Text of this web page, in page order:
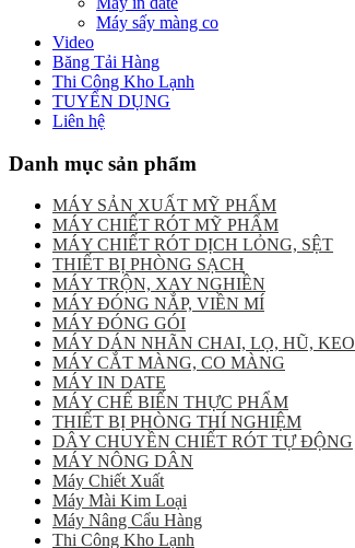
Máy sấy màng co
Video
Băng Tải Hàng
Thi Công Kho Lạnh
TUYỂN DỤNG
Liên hệ
Danh mục sản phẩm
MÁY SẢN XUẤT MỸ PHẨM
MÁY CHIẾT RÓT MỸ PHẨM
MÁY CHIẾT RÓT DỊCH LỎNG, SỆT
THIẾT BỊ PHÒNG SẠCH
MÁY TRỘN, XAY NGHIỀN
MÁY ĐÓNG NẮP, VIỀN MÍ
MÁY ĐÓNG GÓI
MÁY DÁN NHÃN CHAI, LỌ, HŨ, KEO
MÁY CẮT MÀNG, CO MÀNG
MÁY IN DATE
MÁY CHẾ BIẾN THỰC PHẨM
THIẾT BỊ PHÒNG THÍ NGHIỆM
DÂY CHUYỀN CHIẾT RÓT TỰ ĐỘNG
MÁY NÔNG DÂN
Máy Chiết Xuất
Máy Mài Kim Loại
Máy Nâng Cẩu Hàng
Thi Công Kho Lạnh